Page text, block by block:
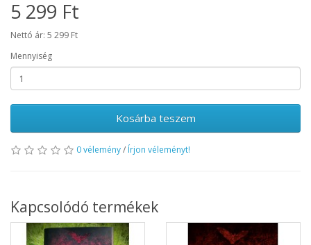
5 299 Ft
Nettó ár: 5 299 Ft
Mennyiség
Kosárba teszem
0 vélemény/ Írjon véleményt!
Kapcsolódó termékek